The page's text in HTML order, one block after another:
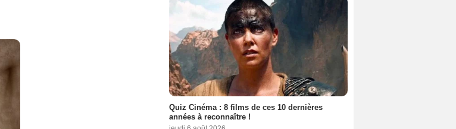
Quiz Cinéma : 8 films de ces 10 dernières
années à reconnaître !